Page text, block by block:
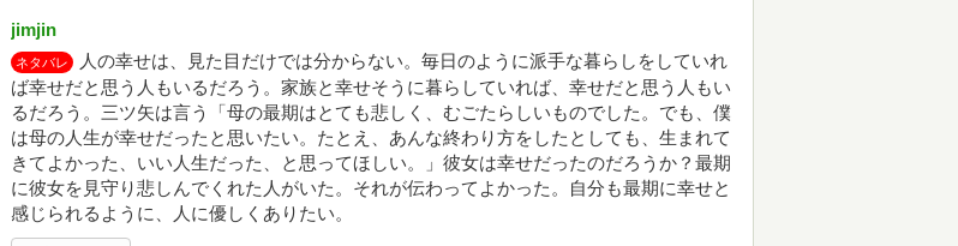
jimjin
ネタバレ
人の幸せは、見た目だけでは分からない。毎日のように派手な暮らしをしていれ
ば幸せだと思う人もいるだろう。家族と幸せそうに暮らしていれば、幸せだと思う人もい
るだろう。三ツ矢は言う「母の最期はとても悲しく、むごたらしいものでした。でも、僕
は母の人生が幸せだったと思いたい。たとえ、あんな終わり方をしたとしても、生まれて
きてよかった、いい人生だった、と思ってほしい。」彼女は幸せだったのだろうか？最期
に彼女を見守り悲しんでくれた人がいた。それが伝わってよかった。自分も最期に幸せと
感じられるように、人に優しくありたい。